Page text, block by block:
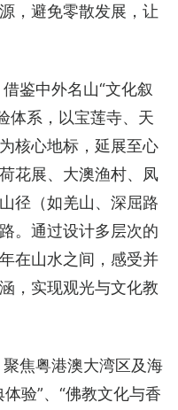
，避免零散发展，让
鉴中外名山“文化叙
体系，以宝莲寺、天
核心地标，延展至心
花展、大澳渔村、凤
径（如羌山、深屈路
。通过设计多层次的
在山水之间，感受并
，实现观光与文化教
焦粤港澳大湾区及海
验”、“佛教文化与香